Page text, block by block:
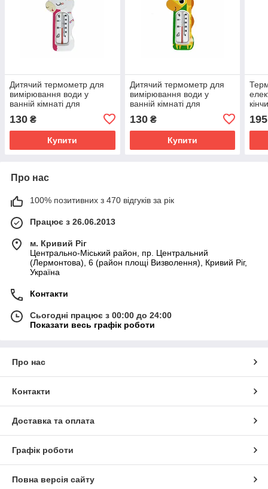
Дитячий термометр для
вимірювання води у
ванній кімнаті для
новонароджених Жираф
Mumlove рожевий
130 ₴
Купити
Дитячий термометр для
вимірювання води у
ванній кімнаті для
новонароджених Жираф
Mumlove зелений
130₴
Купити
195
Про нас
100% позитивних з 470 відгуків за рік
Працює з 26.06.2013
м. Кривий Ріг
Центрально-Міський район, пр. Центральний
(Лермонтова), 6 (район площі Визволення), Кривий Ріг,
Україна
Контакти
Сьогодні працює з 00:00 до 24:00
Показати весь графік роботи
Про нас
Контакти
Доставка та оплата
Графік роботи
Повна версія сайту